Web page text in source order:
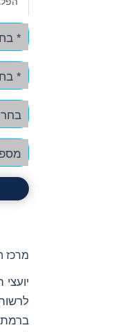
*
*
מרכז
ברמת